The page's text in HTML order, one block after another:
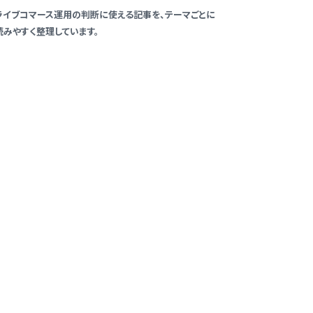
イブコマース運用の判断に使える記事を、テーマごとに
みやすく整理しています。